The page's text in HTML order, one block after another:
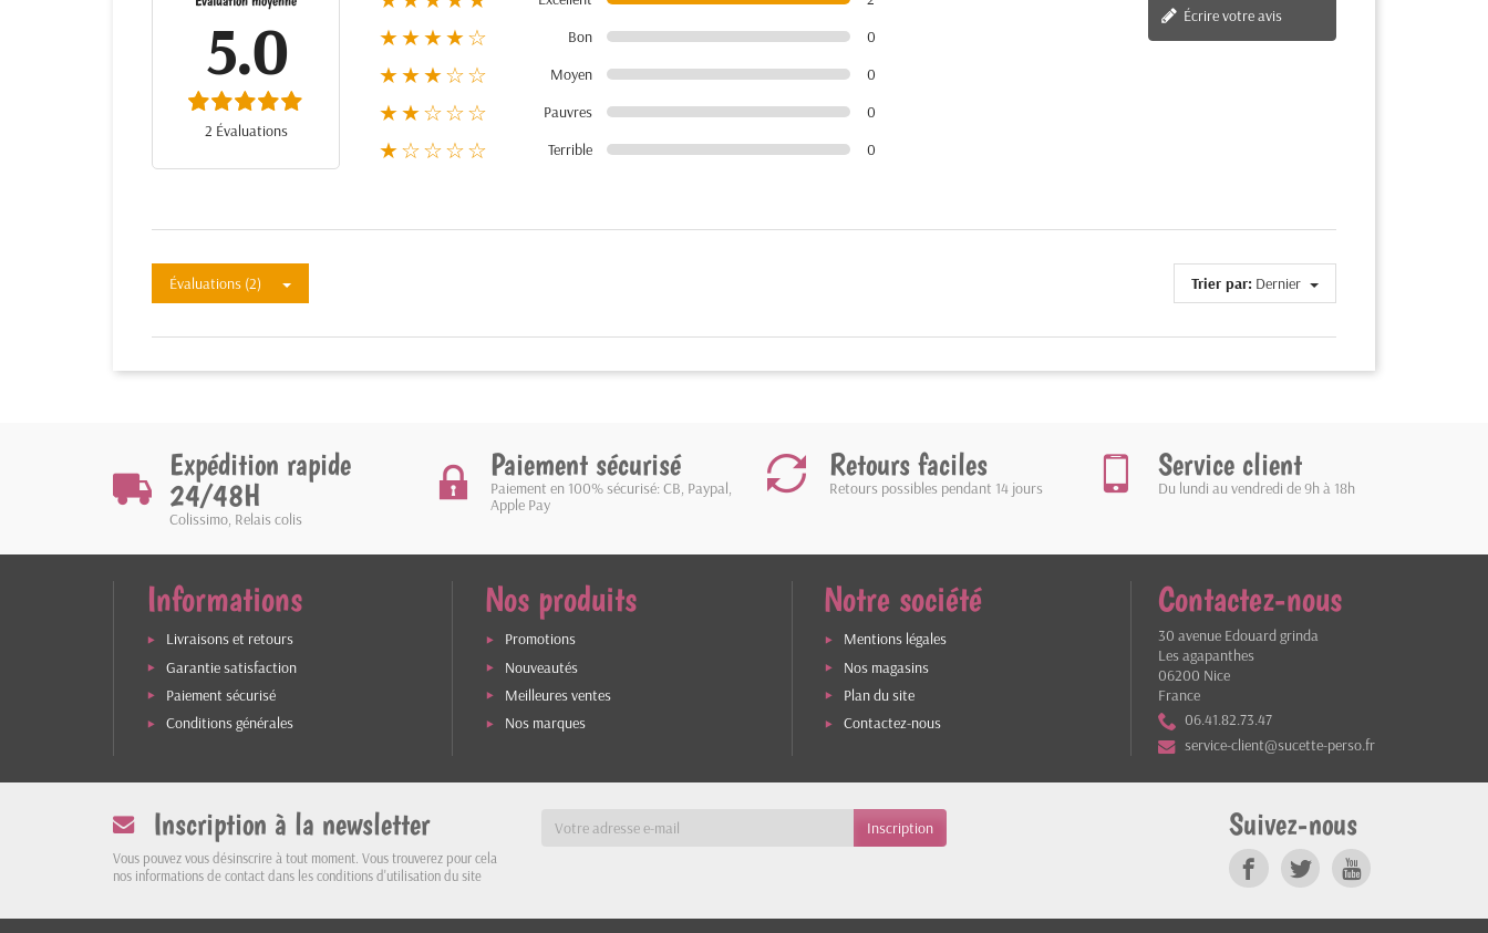
5.0
2 Évaluations
★★★★☆ Bon 0
★★★☆☆ Moyen 0
★★☆☆☆ Pauvres 0
★☆☆☆☆ Terrible 0
Écrire votre avis
Évaluations (2) Trier par: Dernier
Expédition rapide
24/48H
Colissimo, Relais colis
Paiement sécurisé
Paiement en 100% sécurisé: CB, Paypal,
Apple Pay
Retours faciles
Retours possibles pendant 14 jours
Service client
Du lundi au vendredi de 9h à 18h
Informations
Livraisons et retours
Garantie satisfaction
Paiement sécurisé
Conditions générales
Nos produits
Promotions
Nouveautés
Meilleures ventes
Nos marques
Notre société
Mentions légales
Nos magasins
Plan du site
Contactez-nous
Contactez-nous
30 avenue Edouard grinda
Les agapanthes
06200 Nice
France
06.41.82.73.47
service-client@sucette-perso.fr
Inscription à la newsletter
Vous pouvez vous désinscrire à tout moment. Vous trouverez pour cela
nos informations de contact dans les conditions d'utilisation du site
Suivez-nous